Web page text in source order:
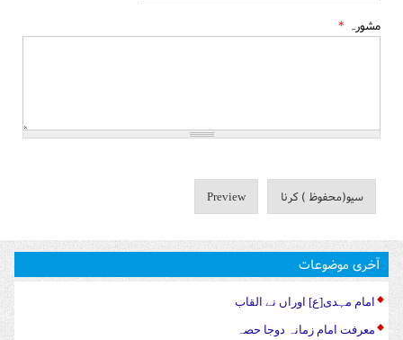
مشورہ *
آخری موضوعات
امام مہدی[ع] اوراں نے القاب
معرفت امام زمانہ دوجا حصہ